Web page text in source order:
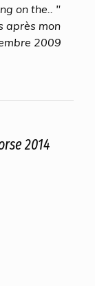
on the.. "
après mon
2009
2014